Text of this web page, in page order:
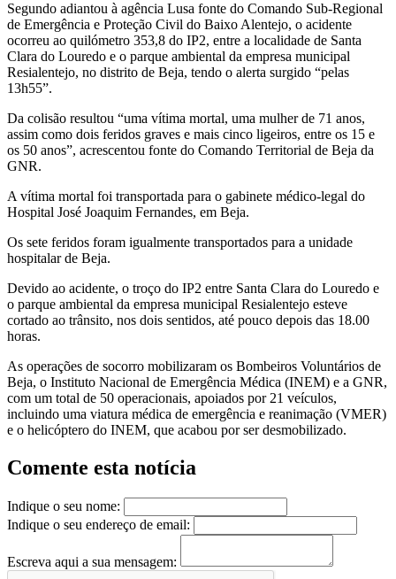
Segundo adiantou à agência Lusa fonte do Comando Sub-Regional
de Emergência e Proteção Civil do Baixo Alentejo, o acidente
ocorreu ao quilómetro 353,8 do IP2, entre a localidade de Santa
Clara do Louredo e o parque ambiental da empresa municipal
Resialentejo, no distrito de Beja, tendo o alerta surgido “pelas
13h55”.
Da colisão resultou “uma vítima mortal, uma mulher de 71 anos,
assim como dois feridos graves e mais cinco ligeiros, entre os 15 e
os 50 anos”, acrescentou fonte do Comando Territorial de Beja da
GNR.
A vítima mortal foi transportada para o gabinete médico-legal do
Hospital José Joaquim Fernandes, em Beja.
Os sete feridos foram igualmente transportados para a unidade
hospitalar de Beja.
Devido ao acidente, o troço do IP2 entre Santa Clara do Louredo e
o parque ambiental da empresa municipal Resialentejo esteve
cortado ao trânsito, nos dois sentidos, até pouco depois das 18.00
horas.
As operações de socorro mobilizaram os Bombeiros Voluntários de
Beja, o Instituto Nacional de Emergência Médica (INEM) e a GNR,
com um total de 50 operacionais, apoiados por 21 veículos,
incluindo uma viatura médica de emergência e reanimação (VMER)
e o helicóptero do INEM, que acabou por ser desmobilizado.
Comente esta notícia
Indique o seu nome:
Indique o seu endereço de email:
Escreva aqui a sua mensagem: